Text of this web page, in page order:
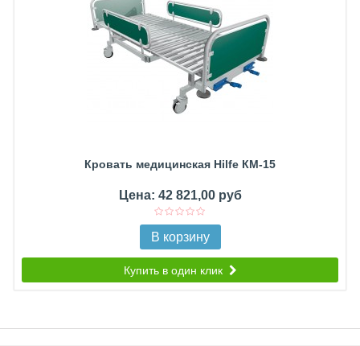
Кровать медицинская Hilfe КМ-15
Цена: 42 821,00 руб
В корзину
Купить в один клик